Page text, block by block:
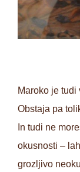
Maroko je
Obstaja pa
In tudi ne
okusnosti –
grozljivo